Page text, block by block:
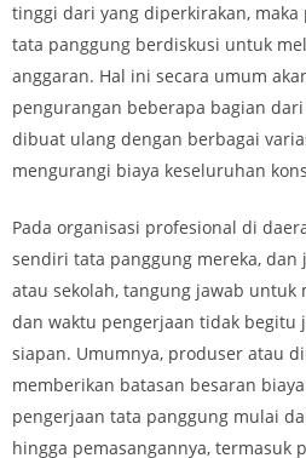
tinggi dari yang diperkirakan,
tata panggung berdiskusi untuk
anggaran. Hal ini secara umum
pengurangan beberapa bagian
dibuat ulang dengan berbagai
mengurangi biaya keseluruhan
Pada organisasi profesional di
sendiri tata panggung mereka,
atau sekolah, tangung jawab untuk
dan waktu pengerjaan tidak begitu
siapan. Umumnya, produser atau
memberikan batasan besaran
pengerjaan tata panggung mulai
hingga pemasangannya, termasuk